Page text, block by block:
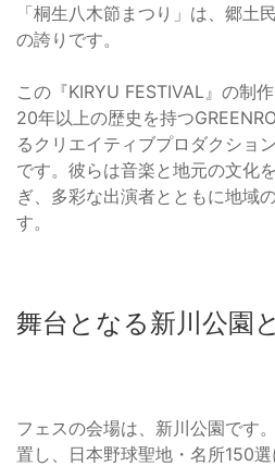
「桐生八木節まつり」は、郷土
の誇りです。
この『KIRYU FESTIVAL』の制
20年以上の歴史を持つ
るクリエイティブプロダクショ
です。彼らは音楽と地元の文化
ぎ、多彩な出演者とともに地域
す。
舞台となる新川公園
フェスの会場は、新川公園です
置し、日本野球聖地・名所150